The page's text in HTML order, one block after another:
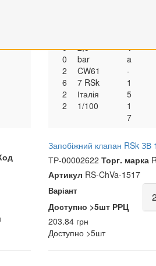
0
0
2
6
2
2
2,5
bar
CW61
7 RSk
Італія
1/100
V
a
-
1
5
1
7
Запобіжний клапан RSk ЗВ
ТР-00002622Торг. марка
Артикул RS-ChVa-1517
Варіант
Доступно >5шт РРЦ
203.84 грн
Доступно >5шт